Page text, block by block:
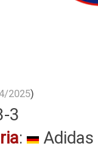
2025)
3
: Adidas